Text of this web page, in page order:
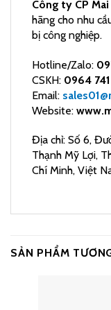
Công ty CP
hãng cho nhu
bị công nghiệp.
Hotline/Zalo:
CSKH: 0964 741
Email:
Website:
Địa chỉ: Số 6,
Thạnh Mỹ Lợi,
Chí Minh, Việt
SẢN PHẨM